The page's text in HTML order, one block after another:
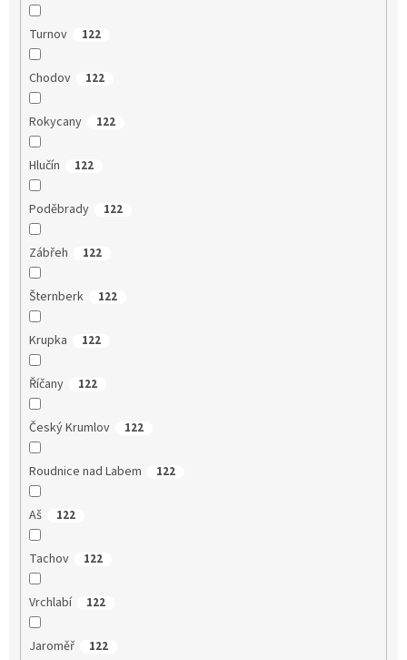
Turnov 122
Chodov 122
Rokycany 122
Hlučín 122
Poděbrady 122
Zábřeh 122
Šternberk 122
Krupka 122
Říčany 122
Český Krumlov 122
Roudnice nad Labem 122
Aš 122
Tachov 122
Vrchlabí 122
Jaroměř 122